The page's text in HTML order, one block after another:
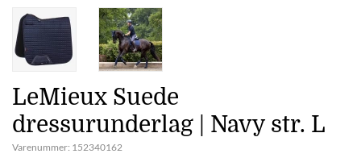
LeMieux Suede
dressurunderlag | Navy str. L
Varenummer: 152340162